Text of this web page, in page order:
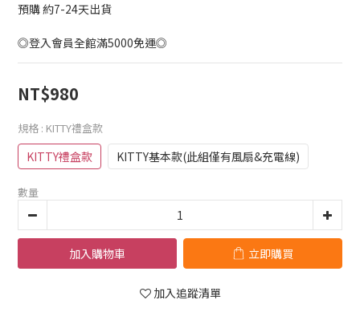
預購 約7-24天出貨
◎登入會員全館滿5000免運◎
NT$980
規格 : KITTY禮盒款
KITTY禮盒款 KITTY基本款(此組僅有風扇&充電線)
數量
加入購物車 立即購買
加入追蹤清單